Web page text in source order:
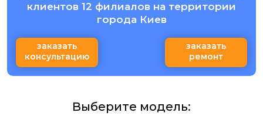
клиентов 12 филиалов на территории
города Киев
заказать
консультацию
заказать
ремонт
Выберите модель: